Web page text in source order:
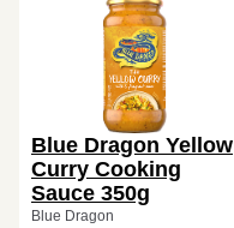
Blue Dragon Yellow
Curry Cooking
Sauce 350g
Blue Dragon